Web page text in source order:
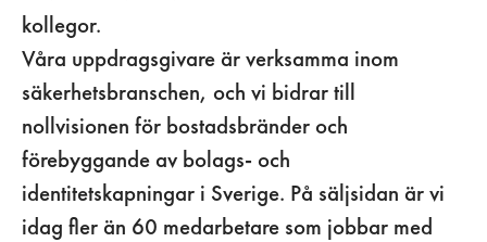
kollegor.
Våra uppdragsgivare är verksamma inom
säkerhetsbranschen, och vi bidrar till
nollvisionen för bostadsbränder och
förebyggande av bolags- och
identitetskapningar i Sverige. På säljsidan är vi
idag fler än 60 medarbetare som jobbar med